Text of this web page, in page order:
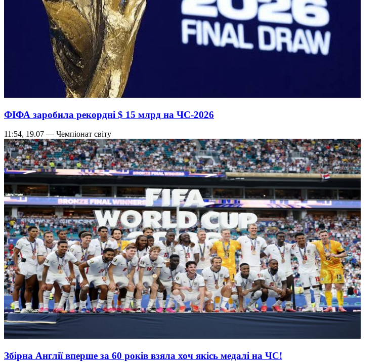
ФІФА заробила рекордні $ 15 млрд на ЧС-2026
11:54, 19.07 — Чемпіонат світу
Збірна Англії вперше за 60 років взяла хоч якісь медалі на ЧС!